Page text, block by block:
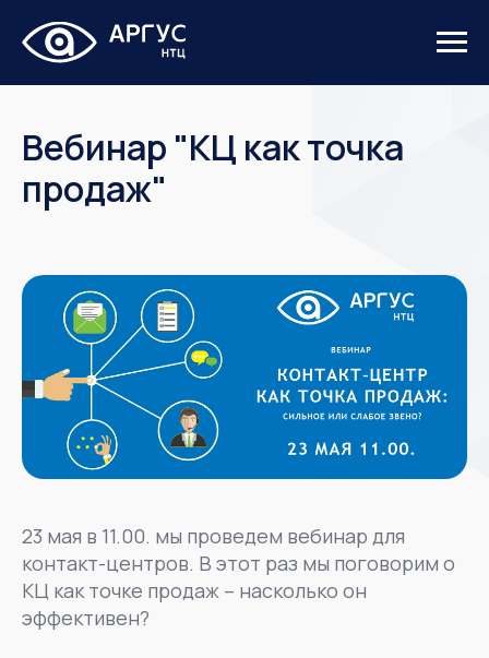
Вебинар "КЦ как точка
продаж"
23 мая в 11.00. мы проведем вебинар для
контакт-центров. В этот раз мы поговорим о
КЦ как точке продаж – насколько он
эффективен?